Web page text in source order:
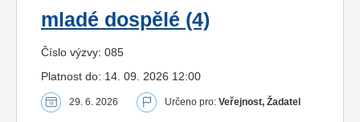
mladé dospělé (4)
Číslo výzvy: 085
Platnost do: 14. 09. 2026 12:00
29. 6. 2026 Určeno pro: Veřejnost, Žadatel